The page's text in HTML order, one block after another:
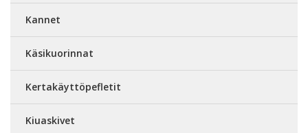
Kannet
Käsikuorinnat
Kertakäyttöpefletit
Kiuaskivet